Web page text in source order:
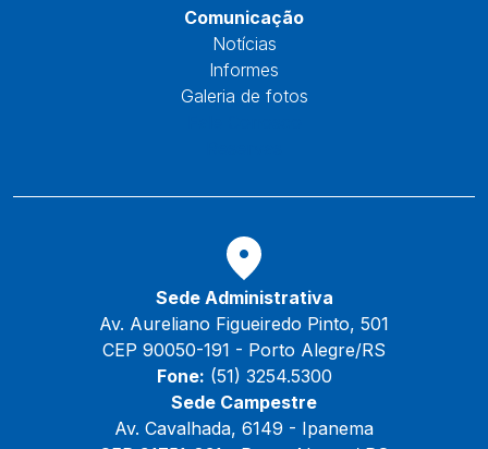
Comunicação
Notícias
Informes
Galeria de fotos
Sede Administrativa
Av. Aureliano Figueiredo Pinto, 501
CEP 90050-191 - Porto Alegre/RS
Fone: (51) 3254.5300
Sede Campestre
Av. Cavalhada, 6149 - Ipanema